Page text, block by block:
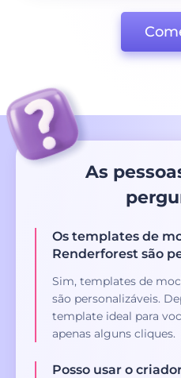
As
Os templates de
Renderforest são
Sim, templates de
são personalizáveis.
template ideal para
apenas alguns cliques.
Posso usar o